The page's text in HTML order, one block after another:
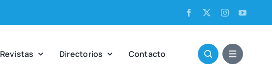
Revis­tas Direc­to­rios Con­tac­to